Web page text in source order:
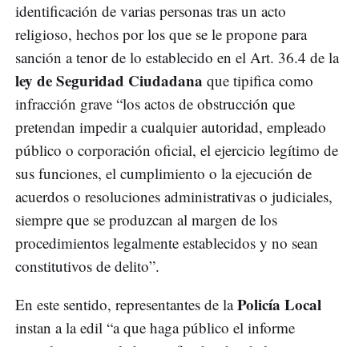
identificación de varias personas tras un acto
religioso, hechos por los que se le propone para
sanción a tenor de lo establecido en el Art. 36.4 de la
ley de Seguridad Ciudadana que tipifica como
infracción grave “los actos de obstrucción que
pretendan impedir a cualquier autoridad, empleado
público o corporación oficial, el ejercicio legítimo de
sus funciones, el cumplimiento o la ejecución de
acuerdos o resoluciones administrativas o judiciales,
siempre que se produzcan al margen de los
procedimientos legalmente establecidos y no sean
constitutivos de delito”.
En este sentido, representantes de laPolicía Local
instan a la edil “a que haga público el informe